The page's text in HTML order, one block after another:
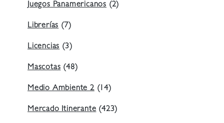
Juegos Panamericanos (2)
Librerías(7)
Licencias(3)
Mascotas(48)
Medio Ambiente 2(14)
Mercado Itinerante(423)